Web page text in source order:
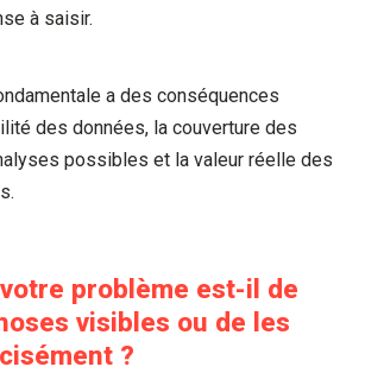
à saisir.
a des conséquences
des données, la couverture des
possibles et la valeur réelle des
problème est-il de
visibles ou de les
?